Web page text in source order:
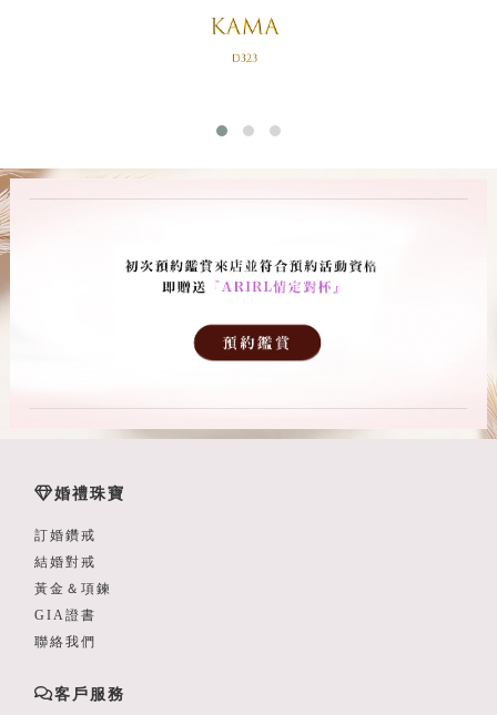
婚禮珠寶
訂婚鑽戒
結婚對戒
黃金＆項鍊
GIA證書
聯絡我們
客戶服務